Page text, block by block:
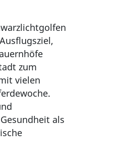
zum
vielen
als